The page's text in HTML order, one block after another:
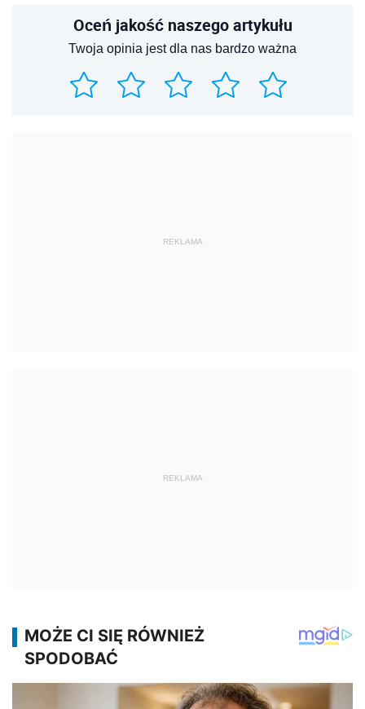
Oceń jakość naszego artykułu
Twoja opinia jest dla nas bardzo ważna
REKLAMA
REKLAMA